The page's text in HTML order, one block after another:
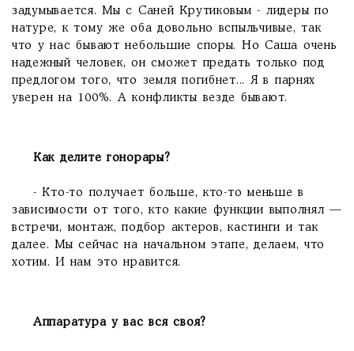
задумывается. Мы с Саней Крутиковым - лидеры по
натуре, к тому же оба довольно вспыльчивые, так
что у нас бывают небольшие споры. Но Саша очень
надежный человек, он сможет предать только под
предлогом того, что земля погибнет... Я в парнях
уверен на 100%. А конфликты везде бывают.
Как делите гонорары?
- Кто-то получает больше, кто-то меньше в
зависимости от того, кто какие функции выполнял —
встречи, монтаж, подбор актеров, кастинги и так
далее. Мы сейчас на начальном этапе, делаем, что
хотим. И нам это нравится.
Аппаратура у вас вся своя?